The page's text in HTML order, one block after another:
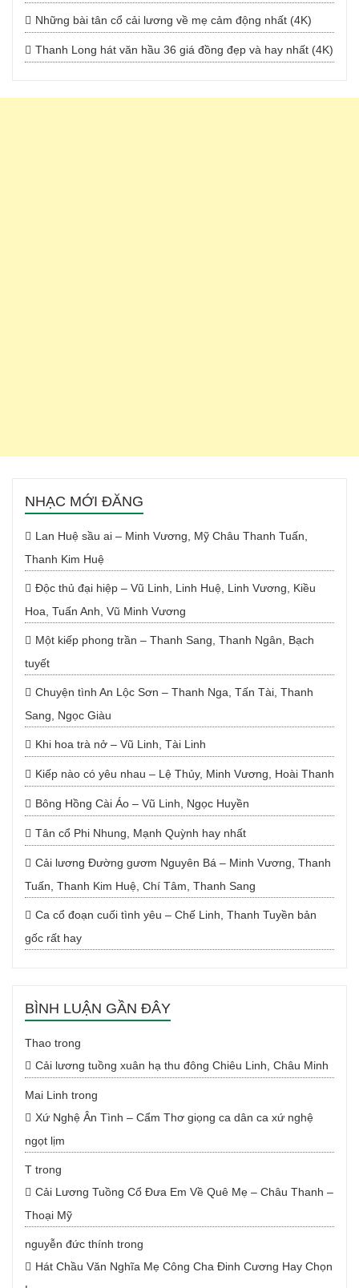
Những bài tân cổ cải lương về mẹ cảm động nhất (4K)
Thanh Long hát văn hầu 36 giá đồng đẹp và hay nhất (4K)
NHẠC MỚI ĐĂNG
Lan Huệ sầu ai – Minh Vương, Mỹ Châu Thanh Tuấn,
Thanh Kim Huệ
Độc thủ đại hiệp – Vũ Linh, Linh Huệ, Linh Vương, Kiều
Hoa, Tuấn Anh, Vũ Minh Vương
Một kiếp phong trần – Thanh Sang, Thanh Ngân, Bạch
tuyết
Chuyện tình An Lộc Sơn – Thanh Nga, Tấn Tài, Thanh
Sang, Ngọc Giàu
Khi hoa trà nở – Vũ Linh, Tài Linh
Kiếp nào có yêu nhau – Lệ Thủy, Minh Vương, Hoài Thanh
Bông Hồng Cài Áo – Vũ Linh, Ngọc Huyền
Tân cổ Phi Nhung, Mạnh Quỳnh hay nhất
Cải lương Đường gươm Nguyên Bá – Minh Vương, Thanh
Tuấn, Thanh Kim Huệ, Chí Tâm, Thanh Sang
Ca cổ đoạn cuối tình yêu – Chế Linh, Thanh Tuyền bản
gốc rất hay
BÌNH LUẬN GẦN ĐÂY
Thao trong
Cải lương tuồng xuân hạ thu đông Chiêu Linh, Châu Minh
Mai Linh trong
Xứ Nghệ Ân Tình – Cẩm Thơ giọng ca dân ca xứ nghệ
ngọt lịm
T trong
Cải Lương Tuồng Cổ Đưa Em Về Quê Mẹ – Châu Thanh –
Thoại Mỹ
nguyễn đức thính trong
Hát Chầu Văn Nghĩa Mẹ Công Cha Đinh Cương Hay Chọn